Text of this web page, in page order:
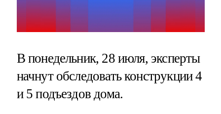
В понедельник, 28 июля, эксперты
начнут обследовать конструкции 4
и 5 подъездов дома.